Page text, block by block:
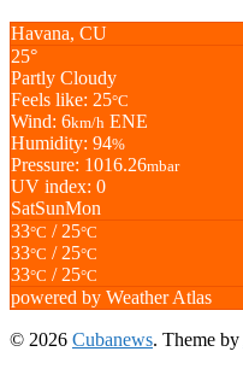
Havana, CU
25°
Partly Cloudy
Feels like: 25°C
Wind: 6km/h ENE
Humidity: 94%
Pressure: 1016.26mbar
UV index: 0
SatSunMon
33°C / 25°C
33°C / 25°C
33°C / 25°C
powered by Weather Atlas
© 2026 Cubanews. Theme by